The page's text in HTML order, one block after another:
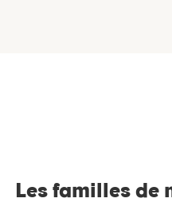
Les familles